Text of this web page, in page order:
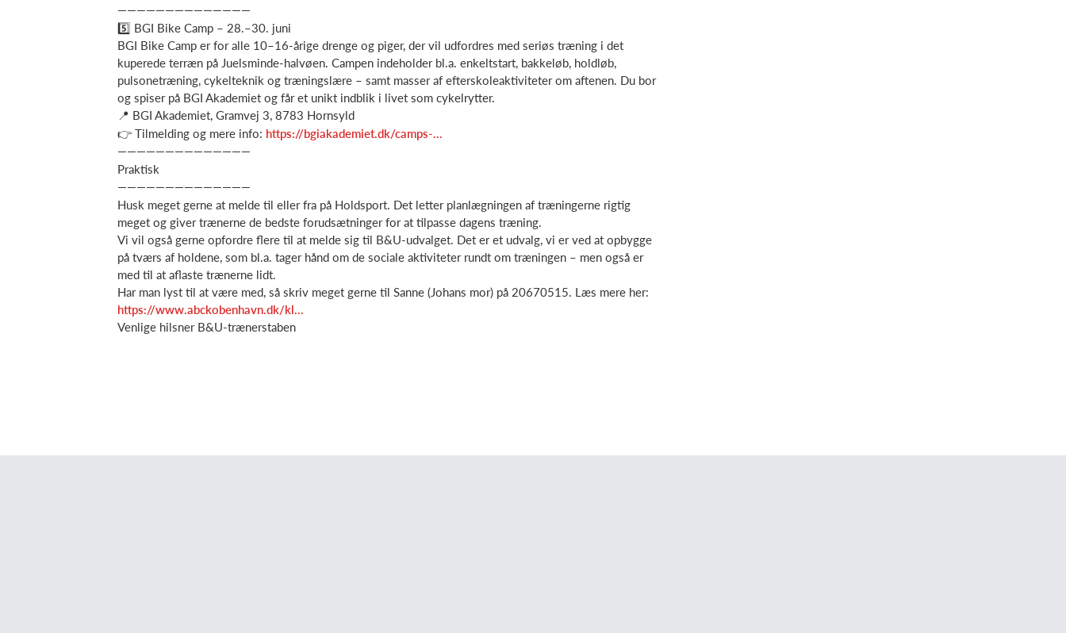
——————————————
5️⃣ BGI Bike Camp – 28.–30. juni
BGI Bike Camp er for alle 10–16-årige drenge og piger, der vil udfordres med seriøs træning i det
kuperede terræn på Juelsminde-halvøen. Campen indeholder bl.a. enkeltstart, bakkeløb, holdløb,
pulsonetræning, cykelteknik og træningslære – samt masser af efterskoleaktiviteter om aftenen. Du bor
og spiser på BGI Akademiet og får et unikt indblik i livet som cykelrytter.
📍 BGI Akademiet, Gramvej 3, 8783 Hornsyld
👉 Tilmelding og mere info: https://bgiakademiet.dk/camps-...
——————————————
Praktisk
——————————————
Husk meget gerne at melde til eller fra på Holdsport. Det letter planlægningen af træningerne rigtig
meget og giver trænerne de bedste forudsætninger for at tilpasse dagens træning.
Vi vil også gerne opfordre flere til at melde sig til B&U-udvalget. Det er et udvalg, vi er ved at opbygge
på tværs af holdene, som bl.a. tager hånd om de sociale aktiviteter rundt om træningen – men også er
med til at aflaste trænerne lidt.
Har man lyst til at være med, så skriv meget gerne til Sanne (Johans mor) på 20670515. Læs mere her:
https://www.abckobenhavn.dk/kl...
Venlige hilsner B&U-trænerstaben